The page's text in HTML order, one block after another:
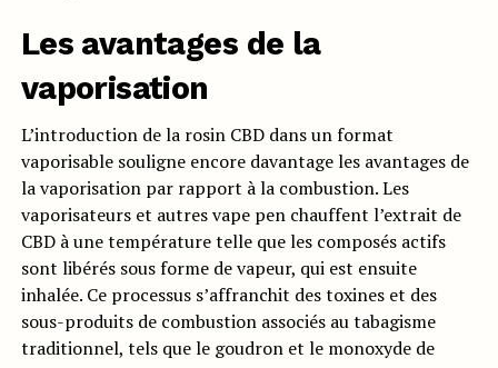
Les avantages de la
vaporisation
L’introduction de la rosin CBD dans un format
vaporisable souligne encore davantage les avantages de
la vaporisation par rapport à la combustion. Les
vaporisateurs et autres vape pen chauffent l’extrait de
CBD à une température telle que les composés actifs
sont libérés sous forme de vapeur, qui est ensuite
inhalée. Ce processus s’affranchit des toxines et des
sous-produits de combustion associés au tabagisme
traditionnel, tels que le goudron et le monoxyde de